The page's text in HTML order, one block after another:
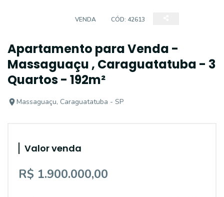
VENDA CÓD: 42613
Apartamento para Venda -
Massaguaçu , Caraguatatuba - 3
Quartos - 192m²
Massaguaçu, Caraguatatuba - SP
Valor venda
R$ 1.900.000,00